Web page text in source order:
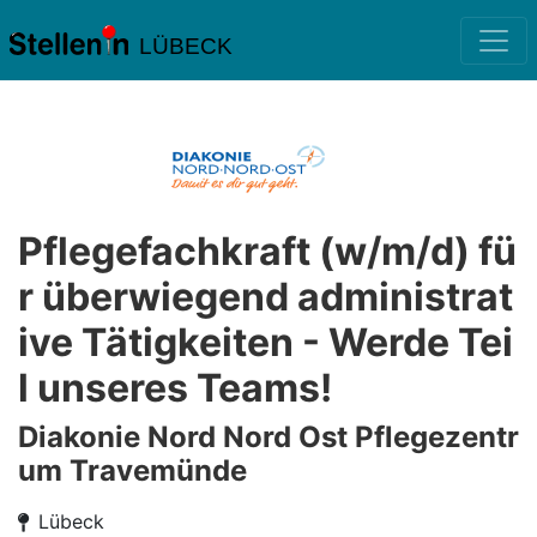
LÜBECK
Pflegefachkraft (w/m/d) fü
r überwiegend administrat
ive Tätigkeiten - Werde Tei
l unseres Teams!
Diakonie Nord Nord Ost Pflegezentr
um Travemünde
Lübeck